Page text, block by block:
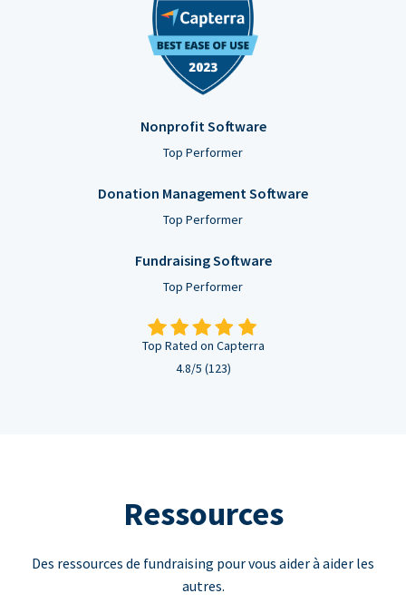
Nonprofit Software
Top Performer
Donation Management Software
Top Performer
Fundraising Software
Top Performer
Top Rated on Capterra
4.8/5 (123)
Ressources
Des ressources de fundraising pour vous aider à aider les
autres.